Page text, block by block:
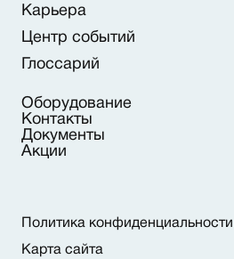
Глоссарий
Центр событий
Карьера
Оборудование
Контакты
Документы
Акции
Политика конфиденциальности
Карта сайта